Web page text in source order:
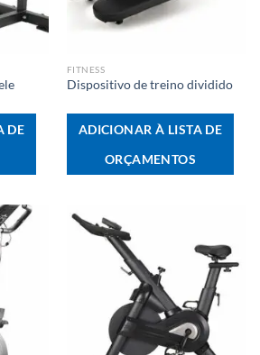
DE
FITNESS
Dispositivo de treino dividido
ADICIONAR À LISTA DE
ORÇAMENTOS